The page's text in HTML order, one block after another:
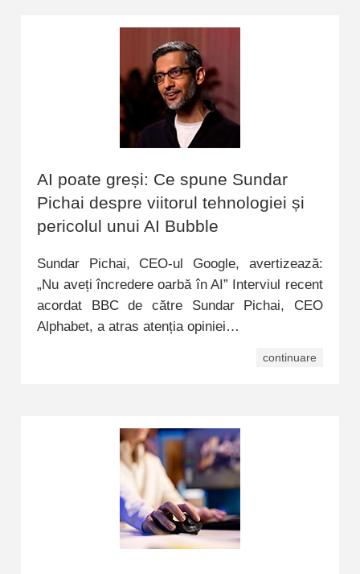
AI poate greși: Ce spune Sundar
Pichai despre viitorul tehnologiei și
pericolul unui AI Bubble
Sundar Pichai, CEO-ul Google, avertizează:
„Nu aveți încredere oarbă în AI” Interviul recent
acordat BBC de către Sundar Pichai, CEO
Alphabet, a atras atenția opiniei…
continuare